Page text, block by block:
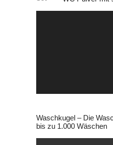
Waschkugel – Die
bis zu 1.000 Wäschen